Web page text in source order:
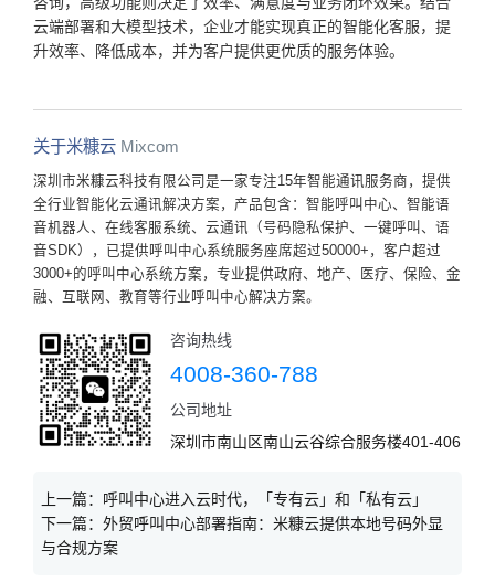
云端部署和大模型技术，企业才能实现真正的智能化客服，提
升效率、降低成本，并为客户提供更优质的服务体验。
关于米糠云 Mixcom
深圳市米糠云科技有限公司是一家专注15年智能通讯服务商，提供
全行业智能化云通讯解决方案，产品包含：智能呼叫中心、智能语
音机器人、在线客服系统、云通讯（号码隐私保护、一键呼叫、语
音SDK），已提供呼叫中心系统服务座席超过50000+，客户超过
3000+的呼叫中心系统方案，专业提供政府、地产、医疗、保险、金
融、互联网、教育等行业呼叫中心解决方案。
咨询热线
4008-360-788
公司地址
深圳市南山区南山云谷综合服务楼401-406
上一篇： 呼叫中心进入云时代，「专有云」和「私有云」
下一篇： 外贸呼叫中心部署指南：米糠云提供本地号码外显
与合规方案